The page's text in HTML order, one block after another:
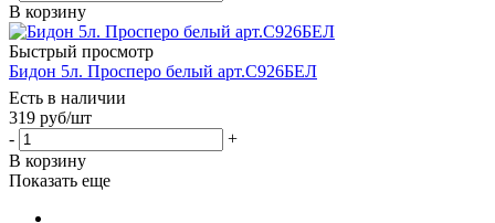
В корзину
Быстрый просмотр
Бидон 5л. Просперо белый арт.С926БЕЛ
Есть в наличии
319 руб/шт
-
+
В корзину
Показать еще